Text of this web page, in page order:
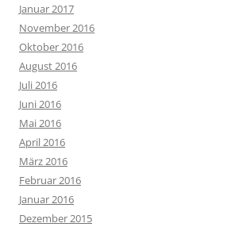
Januar 2017
November 2016
Oktober 2016
August 2016
Juli 2016
Juni 2016
Mai 2016
April 2016
März 2016
Februar 2016
Januar 2016
Dezember 2015